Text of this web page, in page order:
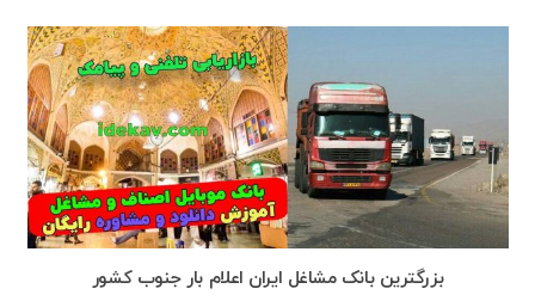
بزرگترین بانک مشاغل ایران اعلام بار جنوب کشور